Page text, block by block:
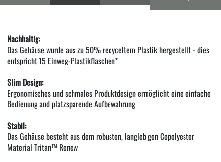
Nachhaltig:
Das Gehäuse wurde aus zu 50% recyceltem Plastik hergestellt - dies
entspricht 15 Einweg-Plastikflaschen*
Slim Design:
Ergonomisches und schmales Produktdesign ermöglicht eine einfache
Bedienung and platzsparende Aufbewahrung
Stabil:
Das Gehäuse besteht aus dem robusten, langlebigen Copolyester
Material Tritan™ Renew